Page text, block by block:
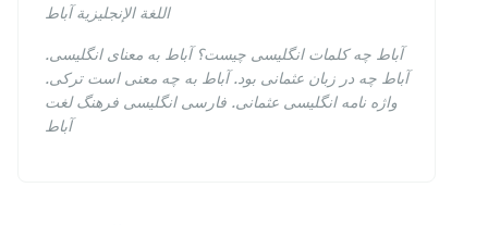
اللغة الإنجليزية آباط
آباط چه کلمات انگلیسی چیست؟ آباط به معنای انگلیسی.
آباط چه در زبان عثمانی بود. آباط به چه معنی است ترکی.
واژه نامه انگلیسی عثمانی. فارسی انگلیسی فرهنگ لغت
آباط